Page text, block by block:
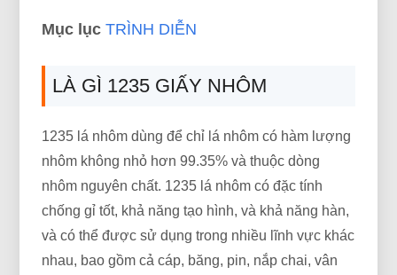
Mục lục TRÌNH DIỄN
LÀ GÌ 1235 GIẤY NHÔM
1235 lá nhôm dùng để chỉ lá nhôm có hàm lượng
nhôm không nhỏ hơn 99.35% và thuộc dòng
nhôm nguyên chất. 1235 lá nhôm có đặc tính
chống gỉ tốt, khả năng tạo hình, và khả năng hàn,
và có thể được sử dụng trong nhiều lĩnh vực khác
nhau, bao gồm cả cáp, băng, pin, nắp chai, vân